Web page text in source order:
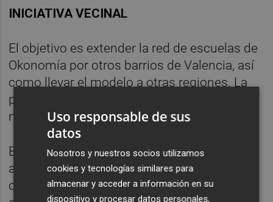
INICIATIVA VECINAL
El objetivo es extender la red de escuelas de
Okonomía por otros barrios de Valencia, así
como llevar el modelo a otras regiones. La
previsión es que estén funcionando al
menos dos más en Valencia en 2013.
El proyecto cuenta con el respaldo de
asociaciones de vecinos, culturales,
comerciantes y autónomos. Para cubrir los
Uso responsable de sus
datos
Nosotros y nuestros socios utilizamos
cookies y tecnologías similares para
almacenar y acceder a información en su
dispositivo y procesar datos personales,